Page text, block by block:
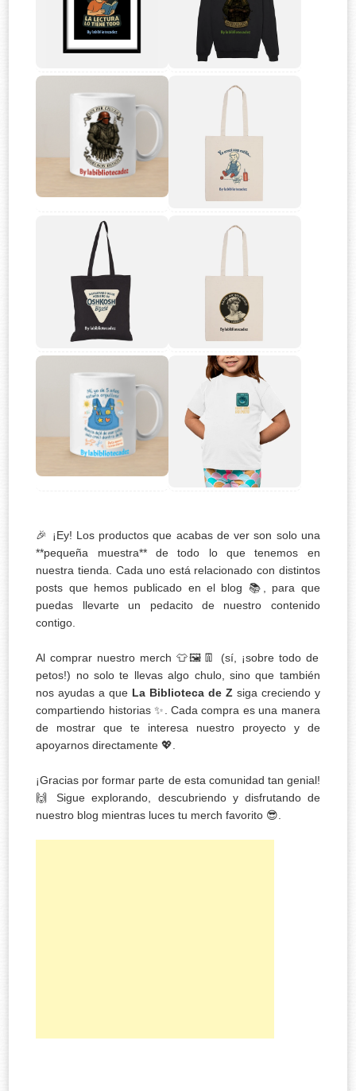
🎉 ¡Ey! Los productos que acabas de ver son solo una
**pequeña muestra** de todo lo que tenemos en
nuestra tienda. Cada uno está relacionado con distintos
posts que hemos publicado en el blog 📚, para que
puedas llevarte un pedacito de nuestro contenido
contigo.
Al comprar nuestro merch 👕🖼️👖 (sí, ¡sobre todo de
petos!) no solo te llevas algo chulo, sino que también
nos ayudas a que La Biblioteca de Zsiga creciendo y
compartiendo historias ✨. Cada compra es una manera
de mostrar que te interesa nuestro proyecto y de
apoyarnos directamente 💖.
¡Gracias por formar parte de esta comunidad tan genial!
🙌 Sigue explorando, descubriendo y disfrutando de
nuestro blog mientras luces tu merch favorito 😎.